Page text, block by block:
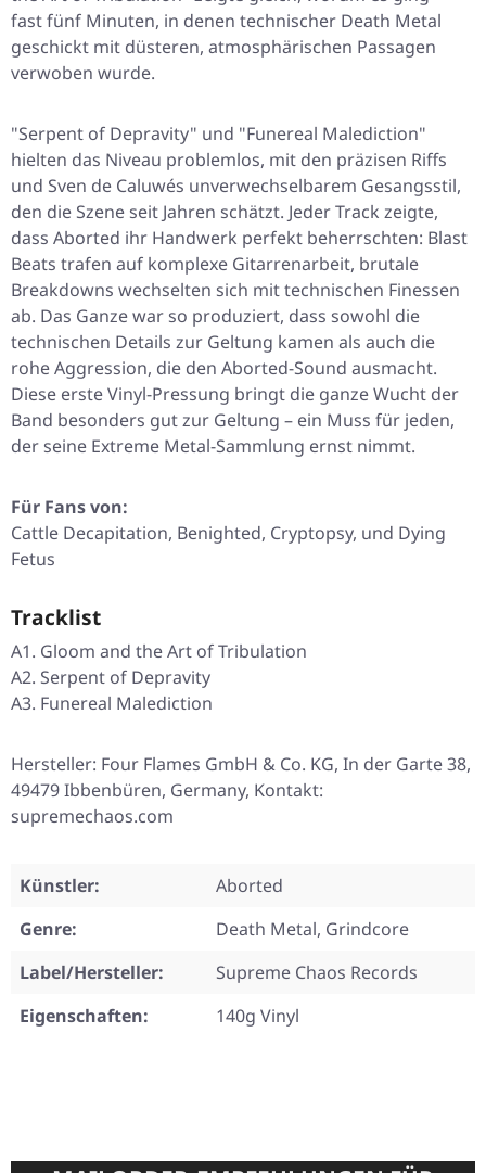
fast fünf Minuten, in denen technischer Death Metal
geschickt mit düsteren, atmosphärischen Passagen
verwoben wurde.
"Serpent of Depravity" und "Funereal Malediction"
hielten das Niveau problemlos, mit den präzisen Riffs
und Sven de Caluwés unverwechselbarem Gesangsstil,
den die Szene seit Jahren schätzt. Jeder Track zeigte,
dass Aborted ihr Handwerk perfekt beherrschten: Blast
Beats trafen auf komplexe Gitarrenarbeit, brutale
Breakdowns wechselten sich mit technischen Finessen
ab. Das Ganze war so produziert, dass sowohl die
technischen Details zur Geltung kamen als auch die
rohe Aggression, die den Aborted-Sound ausmacht.
Diese erste Vinyl-Pressung bringt die ganze Wucht der
Band besonders gut zur Geltung – ein Muss für jeden,
der seine Extreme Metal-Sammlung ernst nimmt.
Für Fans von:
Cattle Decapitation, Benighted, Cryptopsy, und Dying
Fetus
Tracklist
A1. Gloom and the Art of Tribulation
A2. Serpent of Depravity
A3. Funereal Malediction
Hersteller: Four Flames GmbH & Co. KG, In der Garte 38,
49479 Ibbenbüren, Germany, Kontakt:
supremechaos.com
Künstler:
Aborted
Genre:
Death Metal, Grindcore
Label/Hersteller:
Supreme Chaos Records
Eigenschaften:
140g Vinyl